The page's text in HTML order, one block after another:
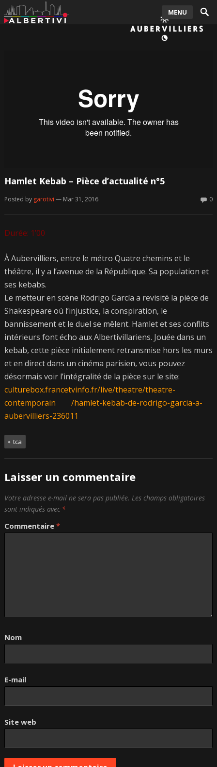
MENU
Hamlet Kebab – Pièce d’actualité n°5
Posted by garotivi — Mar 31, 2016 0
Durée: 1’00
À Aubervilliers, entre le métro Quatre chemins et le
théâtre, il y a l’avenue de la République. Sa population et
ses kebabs.
Le metteur en scène Rodrigo García a revisité la pièce de
Shakespeare où l’injustice, la conspiration, le
bannissement et le duel se mêlent. Hamletet ses conflits
intérieurs font écho aux Albertivillariens. Jouée dans un
kebab, cette pièce initialement retransmise hors les murs
et en direct dans un cinéma parisien, vous pouvez
désormais voir l’intégralité de la pièce sur le site:
culturebox.francetvinfo.fr/live/theatre/theatre-
contemporain /hamlet-kebab-de-rodrigo-garcia-a-
aubervilliers-236011
tca
Laisser un commentaire
Votre adresse e-mail ne sera pas publiée. Les champs obligatoires
sont indiqués avec *
Commentaire *
Nom
E-mail
Site web